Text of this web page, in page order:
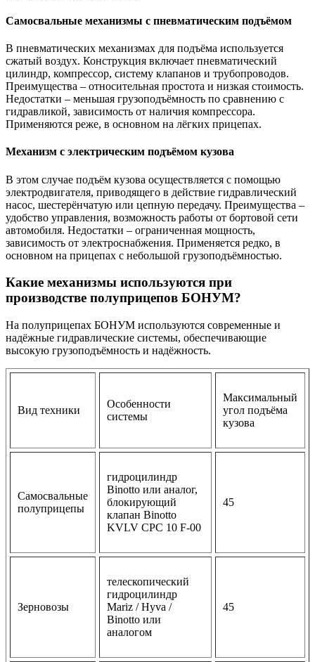
Самосвальные механизмы с пневматическим подъёмом
В пневматических механизмах для подъёма используется
сжатый воздух. Конструкция включает пневматический
цилиндр, компрессор, систему клапанов и трубопроводов.
Преимущества – относительная простота и низкая стоимость.
Недостатки – меньшая грузоподъёмность по сравнению с
гидравликой, зависимость от наличия компрессора.
Применяются реже, в основном на лёгких прицепах.
Механизм с электрическим подъёмом кузова
В этом случае подъём кузова осуществляется с помощью
электродвигателя, приводящего в действие гидравлический
насос, шестерёнчатую или цепную передачу. Преимущества –
удобство управления, возможность работы от бортовой сети
автомобиля. Недостатки – ограниченная мощность,
зависимость от электроснабжения. Применяется редко, в
основном на прицепах с небольшой грузоподъёмностью.
Какие механизмы используются при
производстве полуприцепов БОНУМ?
На полуприцепах БОНУМ используются современные и
надёжные гидравлические системы, обеспечивающие
высокую грузоподъёмность и надёжность.
Вид техники
Особенности
системы
Максимальный
угол подъёма
кузова
Самосвальные
полуприцепы
гидроцилиндр
Binotto или аналог,
блокирующий
клапан Binotto
KVLV CPC 10 F-00
45
Зерновозы
телескопический
гидроцилиндр
Mariz / Hyva /
Binotto или
аналогом
45